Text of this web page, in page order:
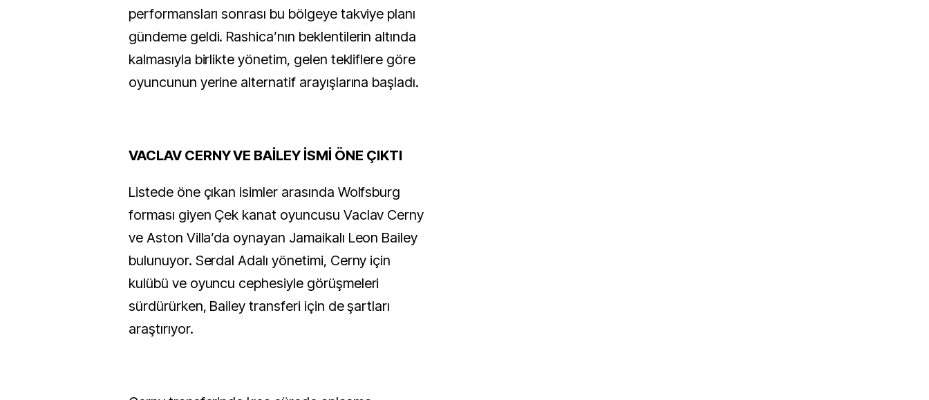
performansları sonrası bu bölgeye takviye planı
gündeme geldi. Rashica’nın beklentilerin altında
kalmasıyla birlikte yönetim, gelen tekliflere göre
oyuncunun yerine alternatif arayışlarına başladı.
VACLAV CERNY VE BAİLEY İSMİ ÖNE ÇIKTI
Listede öne çıkan isimler arasında Wolfsburg
forması giyen Çek kanat oyuncusu Vaclav Cerny
ve Aston Villa’da oynayan Jamaikalı Leon Bailey
bulunuyor. Serdal Adalı yönetimi, Cerny için
kulübü ve oyuncu cephesiyle görüşmeleri
sürdürürken, Bailey transferi için de şartları
araştırıyor.